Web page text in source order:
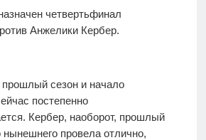
четвертьфинал
Анжелики Кербер.
прошлый сезон и начало
постепенно
Кербер, наоборот, прошлый
нынешнего провела отлично,